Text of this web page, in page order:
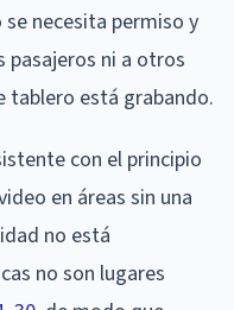
necesita permiso y
pasajeros ni a otros
tablero está grabando.
con el principio
en áreas sin una
no está
no son lugares